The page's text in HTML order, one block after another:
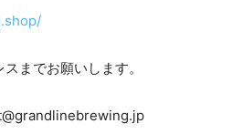
までお願いします。